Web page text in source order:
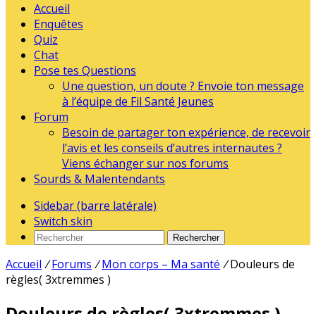
Accueil
Enquêtes
Quiz
Chat
Pose tes Questions
Une question, un doute ? Envoie ton message
à l’équipe de Fil Santé Jeunes
Forum
Besoin de partager ton expérience, de recevoir
l’avis et les conseils d’autres internautes ?
Viens échanger sur nos forums
Sourds & Malentendants
Sidebar (barre latérale)
Switch skin
Rechercher
Accueil / Forums / Mon corps – Ma santé / Douleurs de
règles( 3xtremmes )